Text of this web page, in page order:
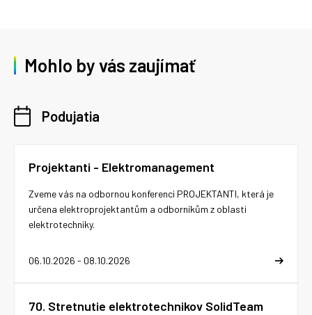
Mohlo by vás zaujímať
Podujatia
Projektanti - Elektromanagement
06.10.2026 - 08.10.2026
Zveme vás na odbornou konferenci PROJEKTANTI, která je
určena elektroprojektantům a odborníkům z oblasti
elektrotechniky.
70. Stretnutie elektrotechnikov SolidTeam